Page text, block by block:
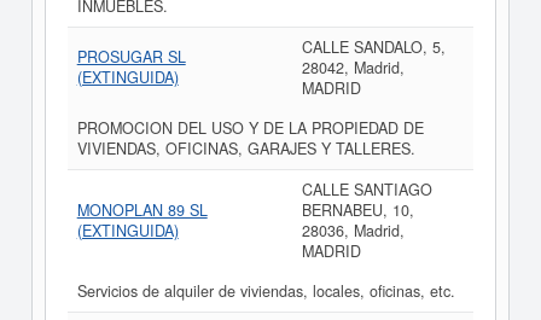
INMUEBLES.
PROSUGAR SL
(EXTINGUIDA)
CALLE SANDALO, 5,
28042, Madrid,
MADRID
PROMOCION DEL USO Y DE LA PROPIEDAD DE
VIVIENDAS, OFICINAS, GARAJES Y TALLERES.
MONOPLAN 89 SL
(EXTINGUIDA)
CALLE SANTIAGO
BERNABEU, 10,
28036, Madrid,
MADRID
Servicios de alquiler de viviendas, locales, oficinas, etc.